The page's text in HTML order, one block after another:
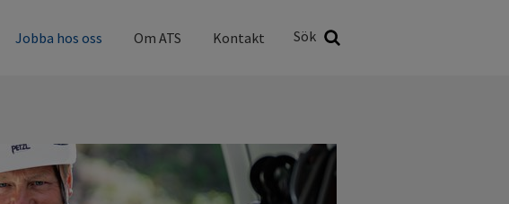
Jobba hos oss Om ATS Kontakt Sök